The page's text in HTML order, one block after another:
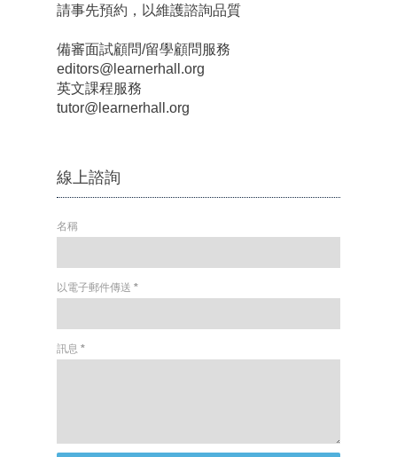
請事先預約，以維護諮詢品質
備審面試顧問/留學顧問服務
editors@learnerhall.org
英文課程服務
tutor@learnerhall.org
線上諮詢
名稱
以電子郵件傳送 *
訊息 *